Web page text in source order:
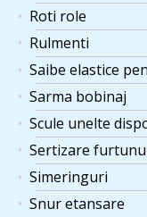
Roti role
Rulmenti
Saibe elastice
Sarma bobinaj
Scule unelte
Sertizare
Simeringuri
Snur etansare